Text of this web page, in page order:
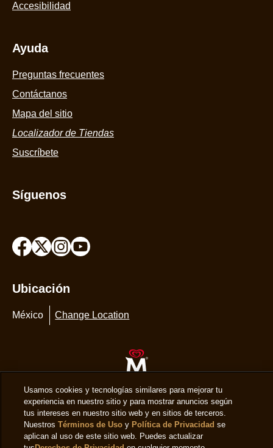
Aviso legal
Ayuda
Preguntas frecuentes
Contáctanos
Mapa del sitio
Localizador de Tiendas
Ubicación
© 2026 Copyright The Magnum Ice Cream Company.
Usamos cookies y tecnologías similares para mejorar tu
experiencia en nuestro sitio y para mostrar anuncios según
tus intereses en nuestro sitio web y en sitios de terceros.
Nuestros Términos de Usoy Política de Privacidad se
aplican al uso de este sitio web. Puedes actualizar